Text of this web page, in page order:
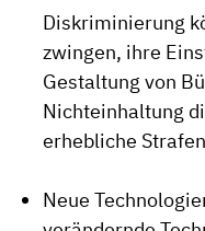
Diskriminierung
zwingen, ihre
Gestaltung von
Nichteinhaltung
erhebliche
Neue